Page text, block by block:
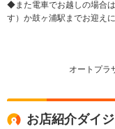
◆また電車でお越しの場合
す）か鼓ヶ浦駅までお迎え
オートプラ
お店紹介ダイ